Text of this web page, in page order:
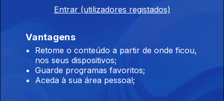
Novo MAI será efeito Seguro?
27 fev. 2026
PPCoelho a andar por aí. Tarifas, a incerteza americana.
Conselho para a Paz de D.Trump, Portugal não paga para
Entrar (utilizadores registados)
Vantagens
Retome o conteúdo a partir de onde ficou,
nos seus dispositivos;
Guarde programas favoritos;
Aceda à sua área pessoal;